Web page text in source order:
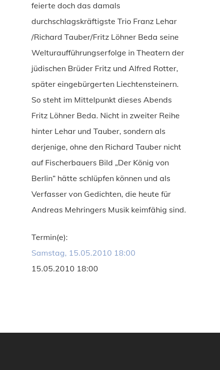
feierte doch das damals
durchschlagskräftigste Trio Franz Lehar
/Richard Tauber/Fritz Löhner Beda seine
Welturaufführungserfolge in Theatern der
jüdischen Brüder Fritz und Alfred Rotter,
später eingebürgerten Liechtensteinern.
So steht im Mittelpunkt dieses Abends
Fritz Löhner Beda. Nicht in zweiter Reihe
hinter Lehar und Tauber, sondern als
derjenige, ohne den Richard Tauber nicht
auf Fischerbauers Bild „Der König von
Berlin“ hätte schlüpfen können und als
Verfasser von Gedichten, die heute für
Andreas Mehringers Musik keimfähig sind.
Termin(e):
Samstag, 15.05.2010 18:00
15.05.2010 18:00